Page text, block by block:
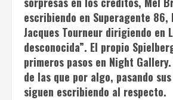
escribiendo en Superagente 86,
Jacques Tourneur dirigiendo en
desconocida”. El propio
primeros pasos en Night Gallery
de las que por algo, pasando
siguen escribiendo al respecto.